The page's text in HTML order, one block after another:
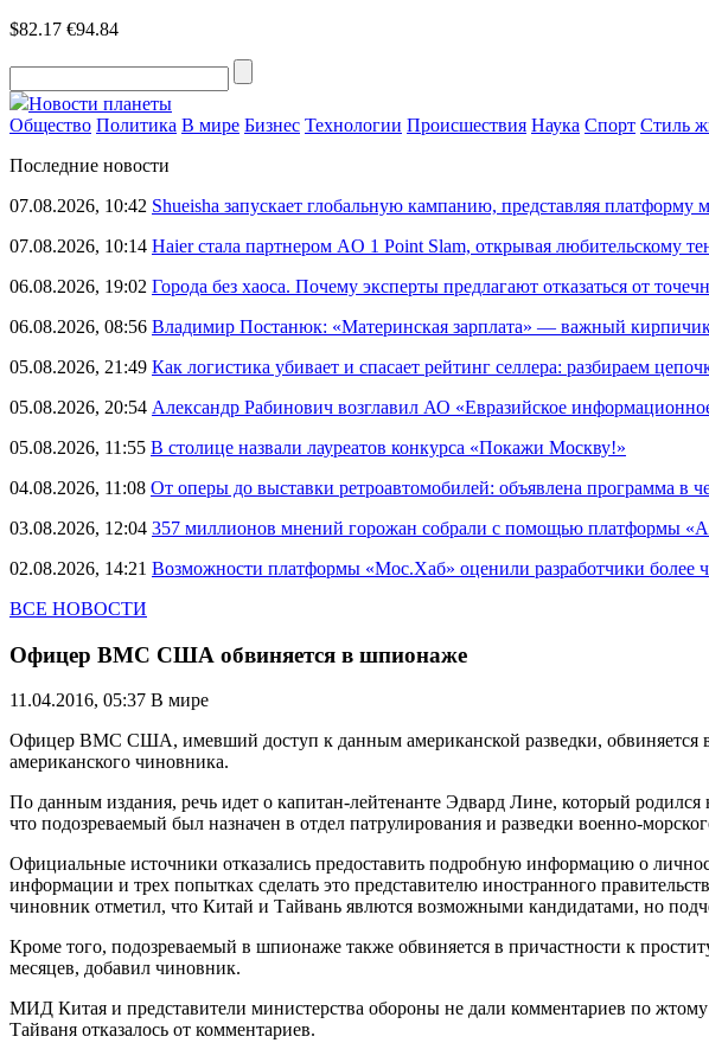
$82.17 €94.84
Новости планеты
Общество Политика В мире Бизнес Технологии Происшествия Наука Спорт Стиль
Последние новости
07.08.2026, 10:42 Shueisha запускает глобальную кампанию, представляя
07.08.2026, 10:14 Haier стала партнером AO 1 Point Slam, открывая любительскому
06.08.2026, 19:02 Города без хаоса. Почему эксперты предлагают отказаться от
06.08.2026, 08:56 Владимир Постанюк: «Материнская зарплата» — важный
05.08.2026, 21:49 Как логистика убивает и спасает рейтинг селлера: разбираем
05.08.2026, 20:54 Александр Рабинович возглавил АО «Евразийское
05.08.2026, 11:55 В столице назвали лауреатов конкурса «Покажи Москву!»
04.08.2026, 11:08 От оперы до выставки ретроавтомобилей: объявлена программа в
03.08.2026, 12:04 357 миллионов мнений горожан собрали с помощью платформы
02.08.2026, 14:21 Возможности платформы «Мос.Хаб» оценили разработчики более
ВСЕ НОВОСТИ
Офицер ВМС США обвиняется в шпионаже
11.04.2016, 05:37 В мире
Офицер ВМС США, имевший доступ к данным американской разведки, обвиняется в
американского чиновника.
По данным издания, речь идет о капитан-лейтенанте Эдвард Лине, который
что подозреваемый был назначен в отдел патрулирования и разведки военно-
Официальные источники отказались предоставить подробную информацию о
информации и трех попытках сделать это представителю иностранного
чиновник отметил, что Китай и Тайвань явлются возможными кандидатами, но
Кроме того, подозреваемый в шпионаже также обвиняется в причастности к
месяцев, добавил чиновник.
МИД Китая и представители министерства обороны не дали комментариев по
Тайваня отказалось от комментариев.